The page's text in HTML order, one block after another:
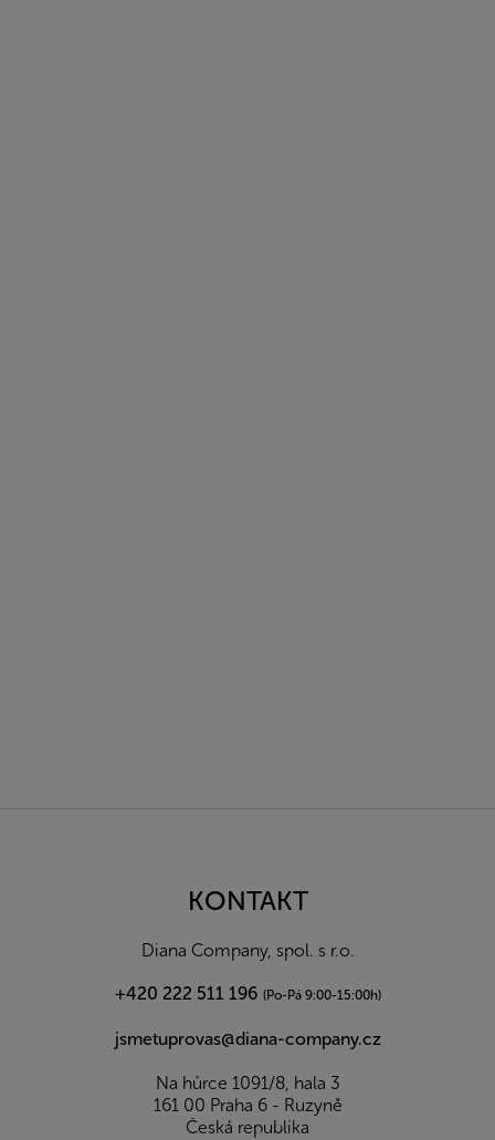
KONTAKT
Diana Company, spol. s r.o.
+420 222 511 196 (Po-Pá 9:00-15:00h)
jsmetuprovas@diana-company.cz
Na hůrce 1091/8, hala 3
161 00 Praha 6 - Ruzyně
Česká republika